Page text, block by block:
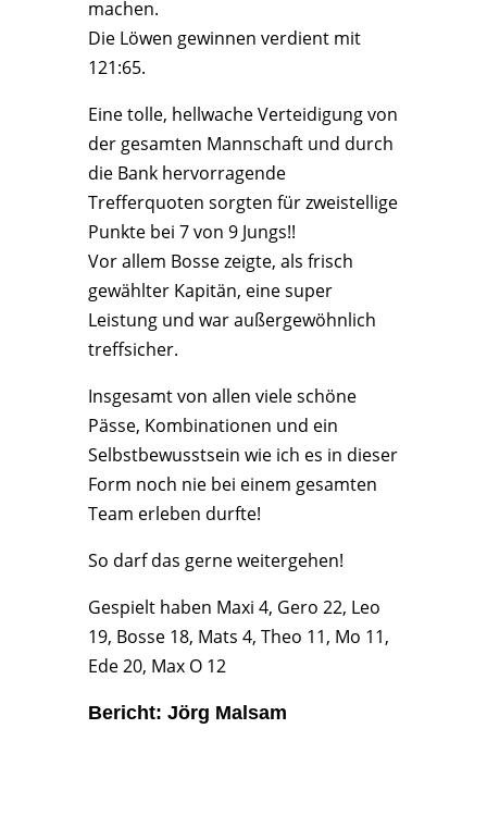
machen.
Die Löwen gewinnen verdient mit
121:65.
Eine tolle, hellwache Verteidigung von
der gesamten Mannschaft und durch
die Bank hervorragende
Trefferquoten sorgten für zweistellige
Punkte bei 7 von 9 Jungs!!
Vor allem Bosse zeigte, als frisch
gewählter Kapitän, eine super
Leistung und war außergewöhnlich
treffsicher.
Insgesamt von allen viele schöne
Pässe, Kombinationen und ein
Selbstbewusstsein wie ich es in dieser
Form noch nie bei einem gesamten
Team erleben durfte!
So darf das gerne weitergehen!
Gespielt haben Maxi 4, Gero 22, Leo
19, Bosse 18, Mats 4, Theo 11, Mo 11,
Ede 20, Max O 12
Bericht: Jörg Malsam